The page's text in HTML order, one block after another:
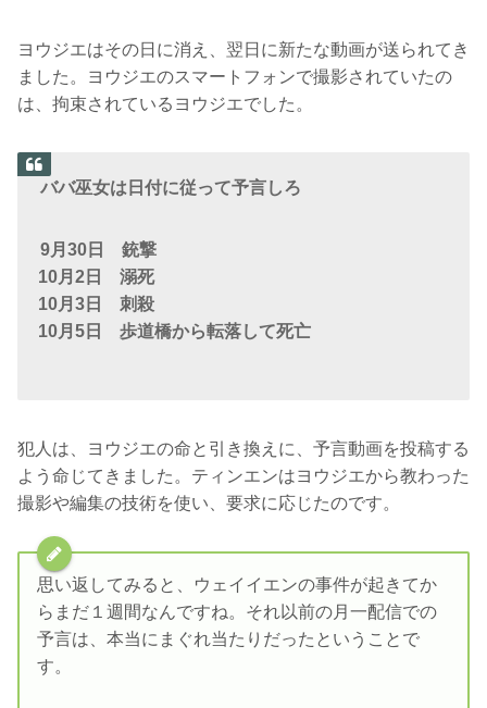
ヨウジエはその日に消え、翌日に新たな動画が送られてき
ました。ヨウジエのスマートフォンで撮影されていたの
は、拘束されているヨウジエでした。
ババ巫女は日付に従って予言しろ
9月30日 銃撃
10月2日 溺死
10月3日 刺殺
10月5日 歩道橋から転落して死亡
犯人は、ヨウジエの命と引き換えに、予言動画を投稿する
よう命じてきました。ティンエンはヨウジエから教わった
撮影や編集の技術を使い、要求に応じたのです。
思い返してみると、ウェイイエンの事件が起きてか
らまだ１週間なんですね。それ以前の月一配信での
予言は、本当にまぐれ当たりだったということで
す。